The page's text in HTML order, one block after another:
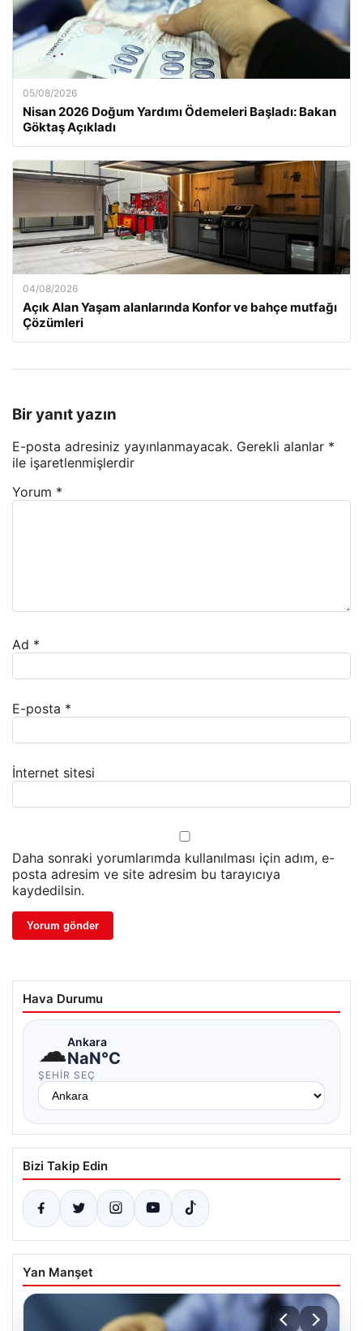
05/08/2026
Nisan 2026 Doğum Yardımı Ödemeleri Başladı: Bakan
Göktaş Açıkladı
04/08/2026
Açık Alan Yaşam alanlarında Konfor ve bahçe mutfağı
Çözümleri
Bir yanıt yazın
E-posta adresiniz yayınlanmayacak. Gerekli alanlar *
ile işaretlenmişlerdir
Yorum *
Ad *
E-posta *
İnternet sitesi
Daha sonraki yorumlarımda kullanılması için adım, e-
posta adresim ve site adresim bu tarayıcıya
kaydedilsin.
Hava Durumu
☁Ankara
NaN°C
ŞEHIR SEÇ
Bizi Takip Edin
Yan Manşet